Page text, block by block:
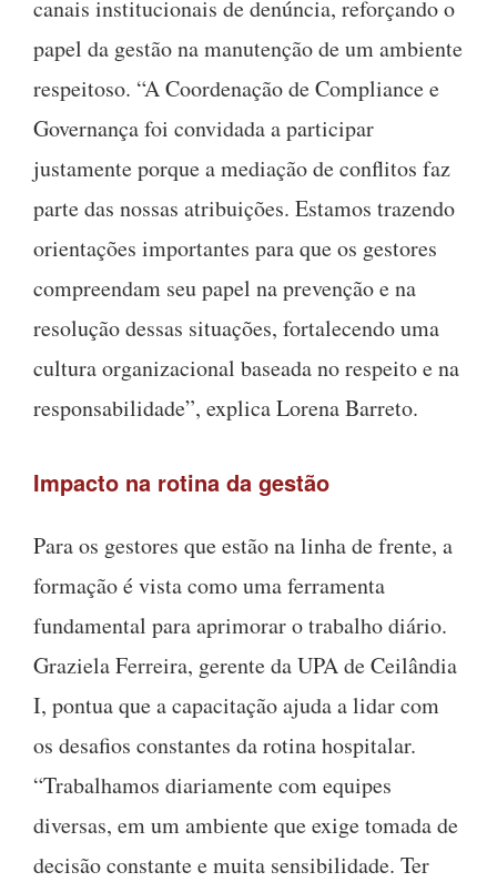
canais institucionais de denúncia, reforçando o
papel da gestão na manutenção de um ambiente
respeitoso. “A Coordenação de Compliance e
Governança foi convidada a participar
justamente porque a mediação de conflitos faz
parte das nossas atribuições. Estamos trazendo
orientações importantes para que os gestores
compreendam seu papel na prevenção e na
resolução dessas situações, fortalecendo uma
cultura organizacional baseada no respeito e na
responsabilidade”, explica Lorena Barreto.
Impacto na rotina da gestão
Para os gestores que estão na linha de frente, a
formação é vista como uma ferramenta
fundamental para aprimorar o trabalho diário.
Graziela Ferreira, gerente da UPA de Ceilândia
I, pontua que a capacitação ajuda a lidar com
os desafios constantes da rotina hospitalar.
“Trabalhamos diariamente com equipes
diversas, em um ambiente que exige tomada de
decisão constante e muita sensibilidade. Ter